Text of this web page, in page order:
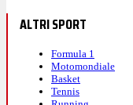
ALTRI SPORT
Formula 1
Motomondiale
Basket
Tennis